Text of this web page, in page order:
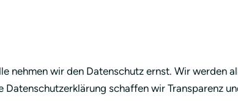
nehmen wir den Datenschutz ernst. Wir werden
Datenschutzerklärung schaffen wir Transparenz